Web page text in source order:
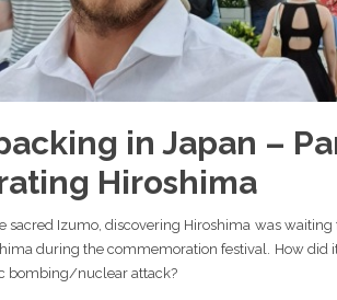
in Japan –
Hiroshima
sacred Izumo, discovering Hiroshima was waiting
during the commemoration festival. How did
bombing/nuclear attack?